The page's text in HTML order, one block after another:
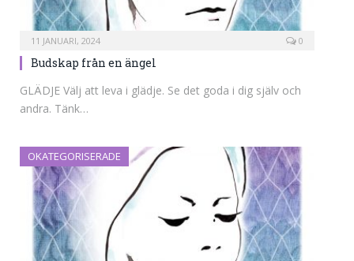
11 JANUARI, 2024 0
Budskap från en ängel
GLÄDJE Välj att leva i glädje. Se det goda i dig själv och
andra. Tänk…
OKATEGORISERADE